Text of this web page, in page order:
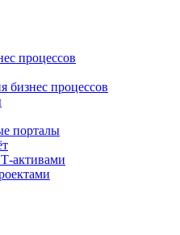
процессов
бизнес процессов
порталы
активами